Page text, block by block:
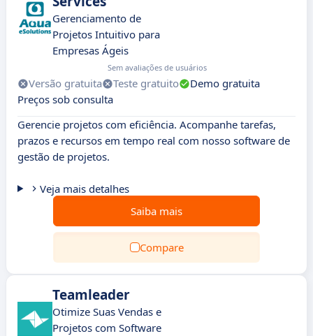
Gerenciamento de
Projetos Intuitivo para
Empresas Ágeis
Sem avaliações de usuários
Versão gratuita Teste gratuito
Demo gratuita
Preços sob consulta
Gerencie projetos com eficiência. Acompanhe tarefas,
prazos e recursos em tempo real com nosso software de
gestão de projetos.
Veja mais detalhes
Saiba mais
Compare
Teamleader
Otimize Suas Vendas e
Projetos com Software